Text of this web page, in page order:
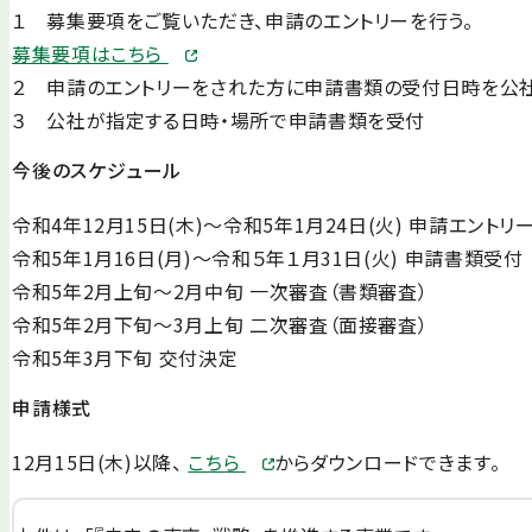
１ 募集要項をご覧いただき、申請のエントリーを行う。
募集要項はこちら
２ 申請のエントリーをされた方に申請書類の受付日時を公
３ 公社が指定する日時・場所で申請書類を受付
今後のスケジュール
令和4年12月15日(木)～令和5年1月24日(火) 申請エントリー
令和5年1月16日(月)～令和５年１月31日(火) 申請書類受付
令和5年2月上旬～2月中旬 一次審査（書類審査）
令和5年2月下旬～3月上旬 二次審査（面接審査）
令和5年3月下旬 交付決定
申請様式
12月15日(木)以降、 こちら からダウンロードできます。